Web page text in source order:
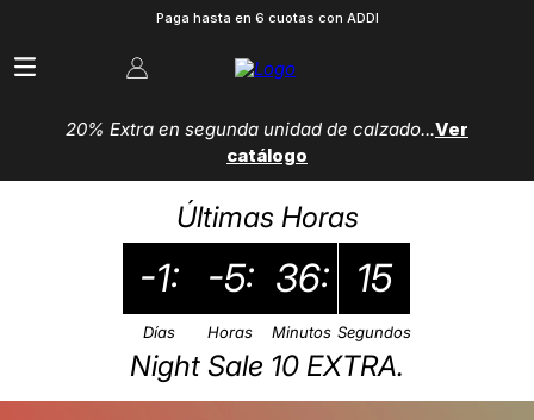
Paga hasta en 6 cuotas con ADDI
20% Extra en segunda unidad de calzado...Ver
catálogo
Últimas Horas
-1:
Días
-5:
Horas
36:
Minutos
16
Segundos
Night Sale 10 EXTRA.